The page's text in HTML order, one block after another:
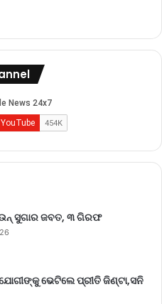
ସୁଗାର ଜବତ, ୩ ଗିରଫ
ଭେଟିଲେ ପ୍ରୀତି ଜିଣ୍ଟା,ସନି